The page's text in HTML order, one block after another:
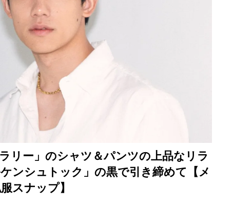
リー」のシャツ＆パンツの上品なリラ
ンシュトック」の黒で引き締めて【メ
スナップ】